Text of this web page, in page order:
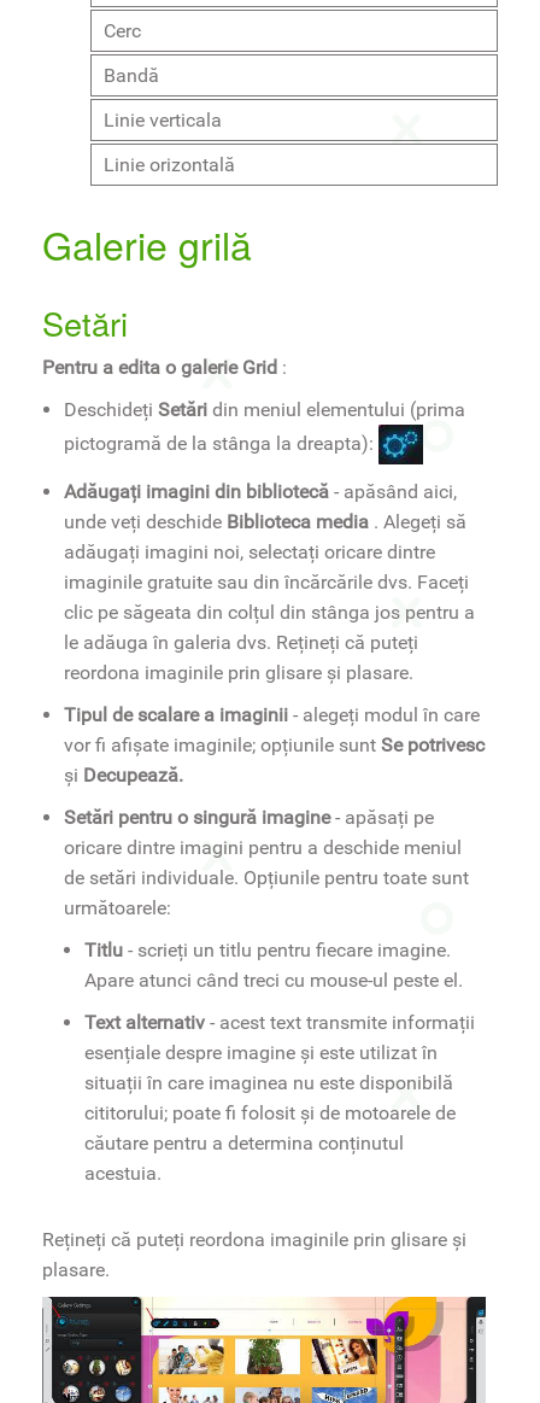
Cerc
Bandă
Linie verticala
Linie orizontală
Galerie grilă
Setări
Pentru a edita o galerie Grid :
Deschideți Setări din meniul elementului (prima
pictogramă de la stânga la dreapta):
Adăugați imagini din bibliotecă - apăsând aici,
unde veți deschide Biblioteca media . Alegeți să
adăugați imagini noi, selectați oricare dintre
imaginile gratuite sau din încărcările dvs. Faceți
clic pe săgeata din colțul din stânga jos pentru a
le adăuga în galeria dvs. Rețineți că puteți
reordona imaginile prin glisare și plasare.
Tipul de scalare a imaginii - alegeți modul în care
vor fi afișate imaginile; opțiunile sunt Se potrivesc
și Decupează.
Setări pentru o singură imagine- apăsați pe
oricare dintre imagini pentru a deschide meniul
de setări individuale. Opțiunile pentru toate sunt
următoarele:
Titlu- scrieți un titlu pentru fiecare imagine.
Apare atunci când treci cu mouse-ul peste el.
Text alternativ- acest text transmite informații
esențiale despre imagine și este utilizat în
situații în care imaginea nu este disponibilă
cititorului; poate fi folosit și de motoarele de
căutare pentru a determina conținutul
acestuia.
Rețineți că puteți reordona imaginile prin glisare și
plasare.